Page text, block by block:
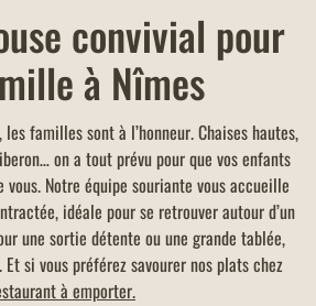
convivial pour
à Nîmes
familles sont à l’honneur. Chaises hautes,
on a tout prévu pour que vos enfants
vous. Notre équipe souriante vous accueille
idéale pour se retrouver autour d’un
une sortie détente ou une grande tablée,
si vous préférez savourer nos plats chez
à emporter.